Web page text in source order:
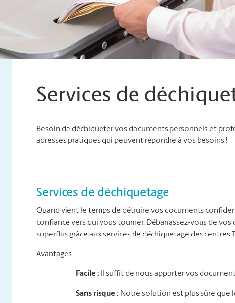
Services de
Besoin de déchiqueter vos documents personnels et
adresses pratiques qui peuvent répondre à vos besoins !
Services de déchiquetage
Quand vient le temps de détruire vos documents
confiance vers qui vous tourner. Débarrassez-vous de
superflus grâce aux services de déchiquetage des centres
Avantages
Facile : Il suffit de nous apporter vos
Sans risque : Notre solution est plus sûre que